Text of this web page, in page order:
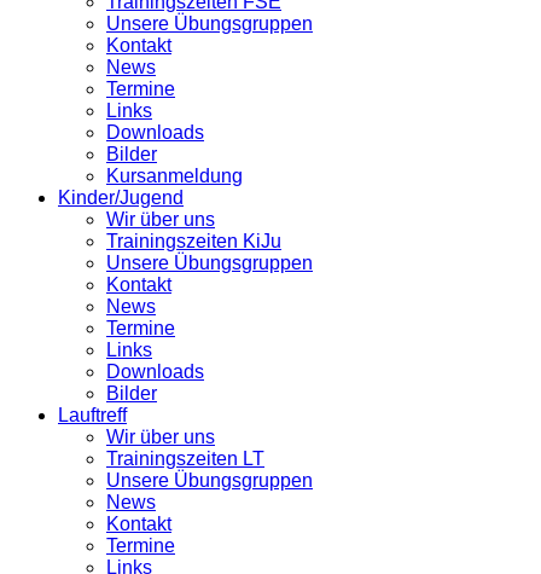
Unsere Übungsgruppen
Kontakt
News
Termine
Links
Downloads
Bilder
Kursanmeldung
Kinder/Jugend
Wir über uns
Trainingszeiten KiJu
Unsere Übungsgruppen
Kontakt
News
Termine
Links
Downloads
Bilder
Lauftreff
Wir über uns
Trainingszeiten LT
Unsere Übungsgruppen
News
Kontakt
Termine
Links